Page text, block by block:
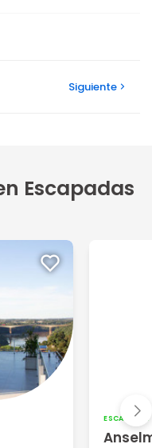
Siguiente
Escapadas
ESCAPADAS